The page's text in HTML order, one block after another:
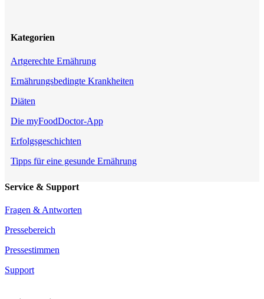
Kategorien
Artgerechte Ernährung
Ernährungsbedingte Krankheiten
Diäten
Die myFoodDoctor-App
Erfolgsgeschichten
Tipps für eine gesunde Ernährung
Service & Support
Fragen & Antworten
Pressebereich
Pressestimmen
Support